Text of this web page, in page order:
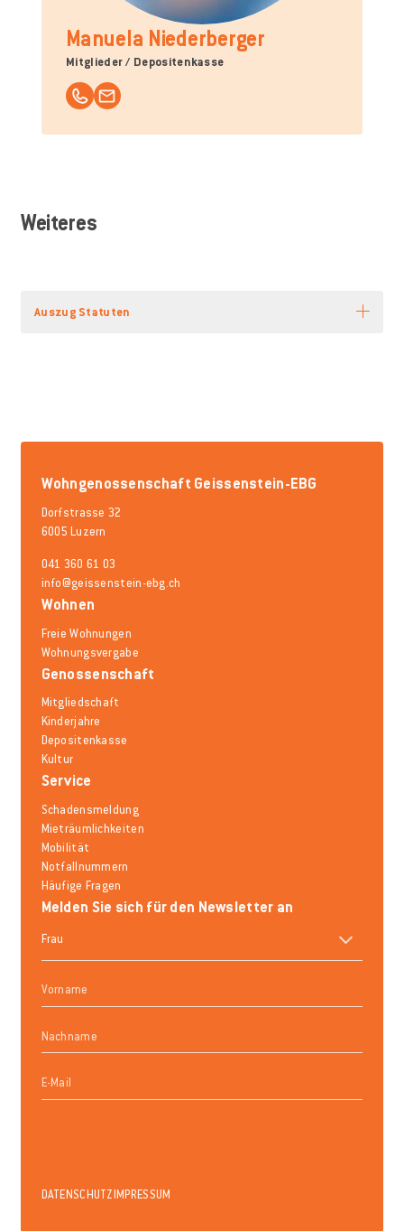
Manuela Niederberger
Mitglieder / Depositenkasse
041 369 80 65
Weiteres
Auszug Statuten
Wohngenossenschaft Geissenstein-EBG
Dorfstrasse 32
6005 Luzern
041 360 61 03
info@geissenstein-ebg.ch
Wohnen
Freie Wohnungen
Wohnungsvergabe
Genossenschaft
Mitgliedschaft
Kinderjahre
Depositenkasse
Kultur
Service
Schadensmeldung
Mieträumlichkeiten
Mobilität
Notfallnummern
Häufige Fragen
Melden Sie sich für den Newsletter an
DATENSCHUTZ IMPRESSUM